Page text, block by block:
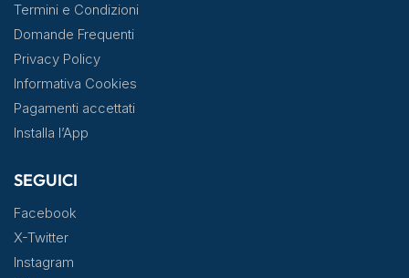
Termini e Condizioni
Domande Frequenti
Privacy Policy
Informativa Cookies
Pagamenti accettati
Installa l’App
SEGUICI
Facebook
X-Twitter
Instagram